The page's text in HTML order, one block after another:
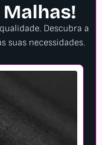
Descubra a
suas necessidades.